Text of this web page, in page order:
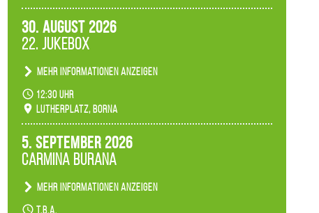
30. August 2026
22. Jukebox
Mehr Informationen anzeigen
Anlässlicher der 775-Jahrfeier der Stadt Borna
spielen wir noch einmal unser aktuelles
Jukeboxprogramm zum Stadtfest.
12:30 Uhr
Lutherplatz, Borna
5. September 2026
Carmina Burana
Mehr Informationen anzeigen
Tanztheater der Quertänzer Borna.
t.b.a.